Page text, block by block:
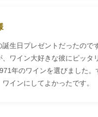
誕生日プレゼントだったので
、ワイン大好きな彼にピッタ
年のワインを選びました。
インにしてよかったです。